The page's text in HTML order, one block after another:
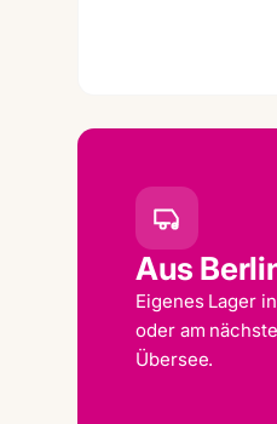
Aus
Eigenes Lager
oder am
Übersee.